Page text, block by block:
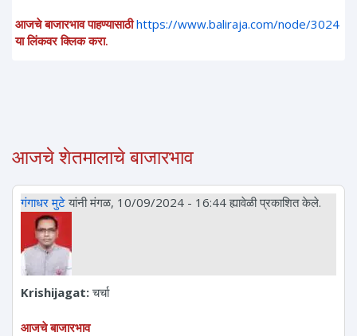
आजचे बाजारभाव पाहण्यासाठी https://www.baliraja.com/node/3024
या लिंकवर क्लिक करा.
आजचे शेतमालाचे बाजारभाव
गंगाधर मुटेयांनी मंगळ, 10/09/2024 - 16:44 ह्यावेळी प्रकाशित केले.
Krishijagat:चर्चा
आजचे बाजारभाव